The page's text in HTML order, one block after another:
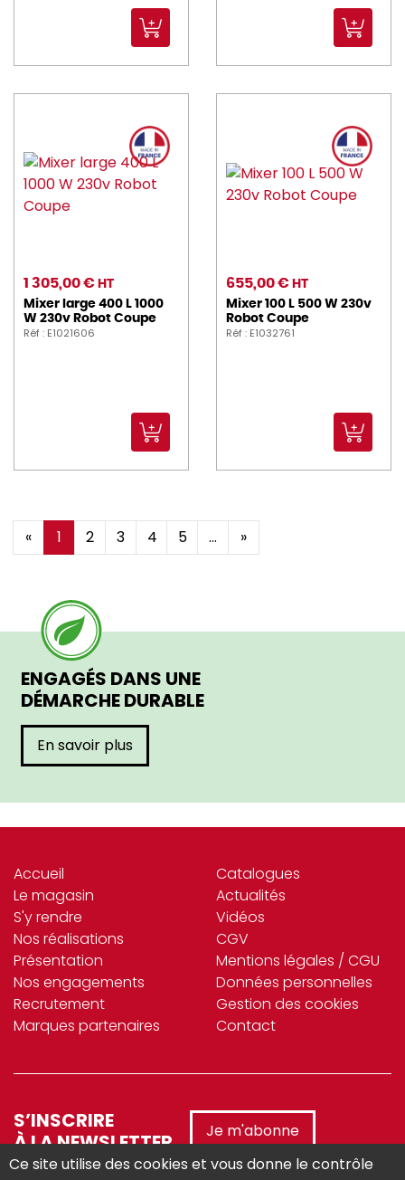
1 305,00 € HT
Mixer large 400 L 1000
W 230v Robot Coupe
Réf : E1021606
655,00 € HT
Mixer 100 L 500 W 230v
Robot Coupe
Réf : E1032761
« 1 2 3 4 5 ... »
ENGAGÉS DANS UNE
DÉMARCHE DURABLE
En savoir plus
Accueil
Le magasin
S'y rendre
Nos réalisations
Présentation
Nos engagements
Recrutement
Marques partenaires
Catalogues
Actualités
Vidéos
CGV
Mentions légales / CGU
Données personnelles
Gestion des cookies
Contact
S’INSCRIRE
À LA NEWSLETTER
Je m'abonne
Ce site utilise des cookies et vous donne le contrôle